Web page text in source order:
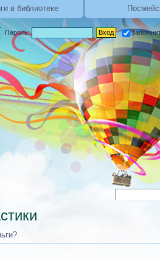
в библиотеке
Пароль: